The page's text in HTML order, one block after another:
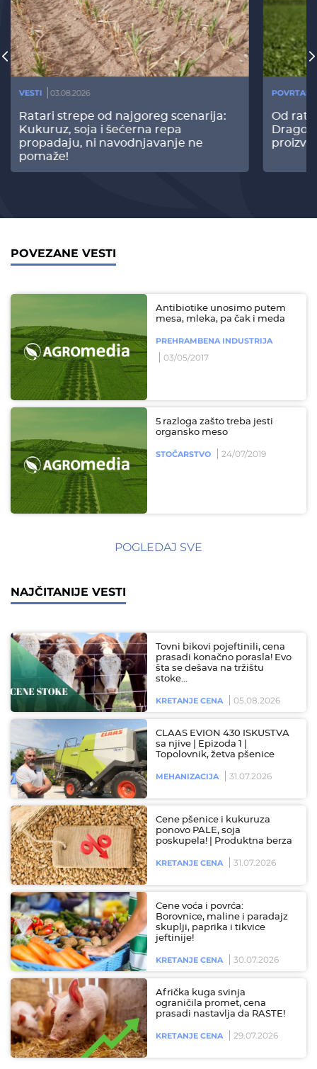
VESTI 03.08.2026
Ratari strepe od najgoreg scenarija:
Kukuruz, soja i šećerna repa
propadaju, ni navodnjavanje ne
pomaže!
Od
POVEZANE VESTI
Antibiotike unosimo putem
mesa, mleka, pa čak i meda
PREHRAMBENA INDUSTRIJA
03/05/2017
5 razloga zašto treba jesti
organsko meso
STOČARSTVO 24/07/2019
POGLEDAJ SVE
NAJČITANIJE VESTI
Tovni bikovi pojeftinili, cena
prasadi konačno porasla! Evo
šta se dešava na tržištu
stoke…
KRETANJE CENA 05.08.2026
CLAAS EVION 430 ISKUSTVA
sa njive | Epizoda 1 |
Topolovnik, žetva pšenice
MEHANIZACIJA 31.07.2026
Cene pšenice i kukuruza
ponovo PALE, soja
poskupela! | Produktna berza
KRETANJE CENA 31.07.2026
Cene voća i povrća:
Borovnice, maline i paradajz
skuplji, paprika i tikvice
jeftinije!
KRETANJE CENA 30.07.2026
Afrička kuga svinja
ograničila promet, cena
prasadi nastavlja da RASTE!
KRETANJE CENA 29.07.2026